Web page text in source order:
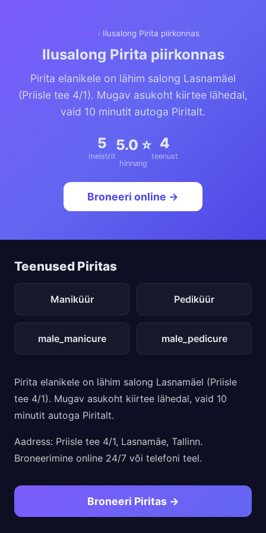
› Ilusalong Pirita piirkonnas
Ilusalong Pirita piirkonnas
Pirita elanikele on lähim salong Lasnamäel
(Priisle tee 4/1). Mugav asukoht kiirtee lähedal,
vaid 10 minutit autoga Piritalt.
5
meistrit
5.0 ⭐
hinnang
4
teenust
Broneeri online →
Teenused Piritas
Maniküür Pediküür
male_manicure male_pedicure
Pirita elanikele on lähim salong Lasnamäel (Priisle
tee 4/1). Mugav asukoht kiirtee lähedal, vaid 10
minutit autoga Piritalt.
Aadress: Priisle tee 4/1, Lasnamäe, Tallinn.
Broneerimine online 24/7 või telefoni teel.
Broneeri Piritas →